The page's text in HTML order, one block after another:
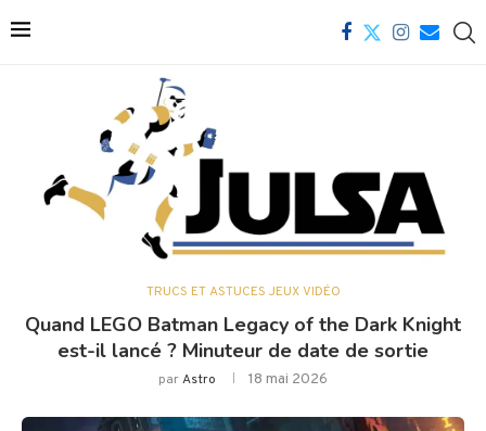
TRUCS ET ASTUCES JEUX VIDÉO
Quand LEGO Batman Legacy of the Dark Knight
est-il lancé ? Minuteur de date de sortie
parAstro 18 mai 2026